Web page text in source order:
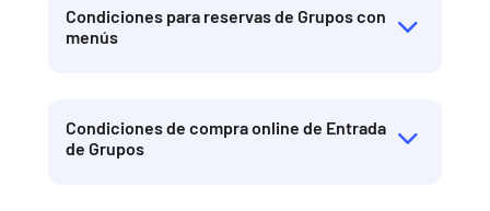
Condiciones para reservas de Grupos con
menús
Condiciones de compra online de Entrada
de Grupos